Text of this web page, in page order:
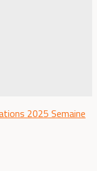
2025 Semaine